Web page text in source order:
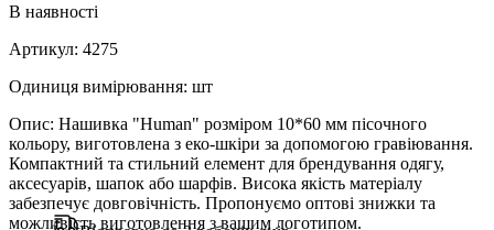
В наявності
Артикул: 4275
Одиниця вимірювання: шт
Опис: Нашивка "Human" розміром 10*60 мм пісочного
кольору, виготовлена з еко-шкіри за допомогою гравіювання.
Компактний та стильний елемент для брендування одягу,
аксесуарів, шапок або шарфів. Висока якість матеріалу
забезпечує довговічність. Пропонуємо оптові знижки та
можливість виготовлення з вашим логотипом.